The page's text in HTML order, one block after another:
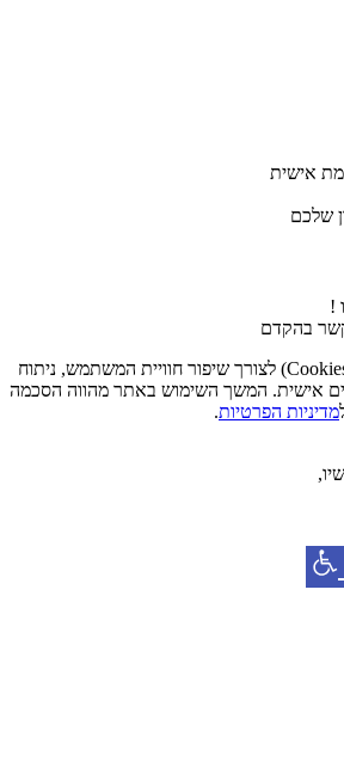
אישית
שלכם
!
בהקדם
האתר משתמש בעוגיות (Cookies) לצורך שיפור חוויית המשתמש, ניתוח
אישית. המשך השימוש באתר מהווה הסכמה
מדיניות הפרטיות.